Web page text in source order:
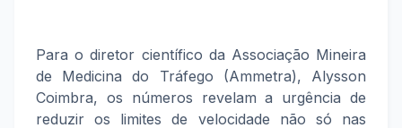
Para o diretor científico da Associação Mineira
de Medicina do Tráfego (Ammetra), Alysson
Coimbra, os números revelam a urgência de
reduzir os limites de velocidade não só nas